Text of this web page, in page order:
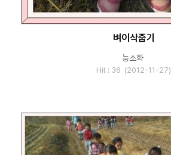
벼이삭줍기
능소화
Hit : 36 (2012-11-27)